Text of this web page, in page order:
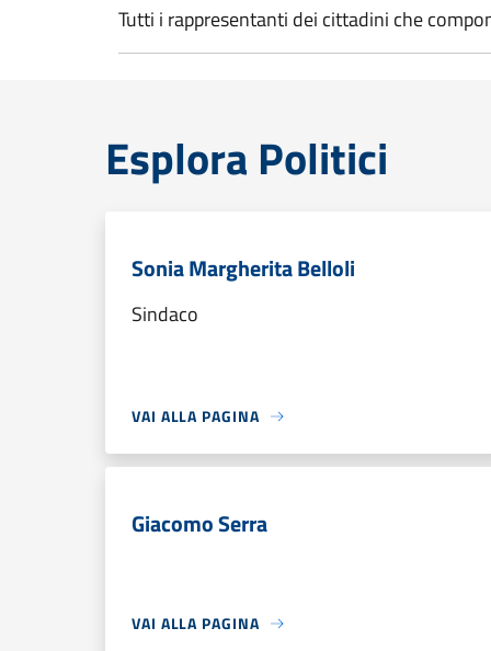
Tutti i rappresentanti dei cittadini che
Esplora Politici
Sonia Margherita Belloli
Sindaco
VAI ALLA PAGINA
Giacomo Serra
VAI ALLA PAGINA